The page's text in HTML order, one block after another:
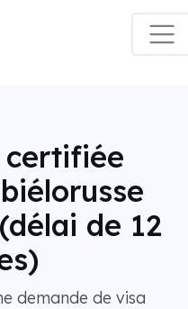
certifiée
de 12
demande de visa